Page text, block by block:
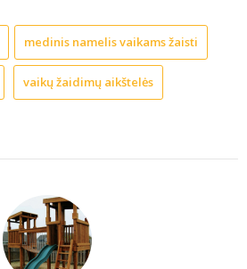
medinis namelis vaikams žaisti
vaikų žaidimų aikštelės